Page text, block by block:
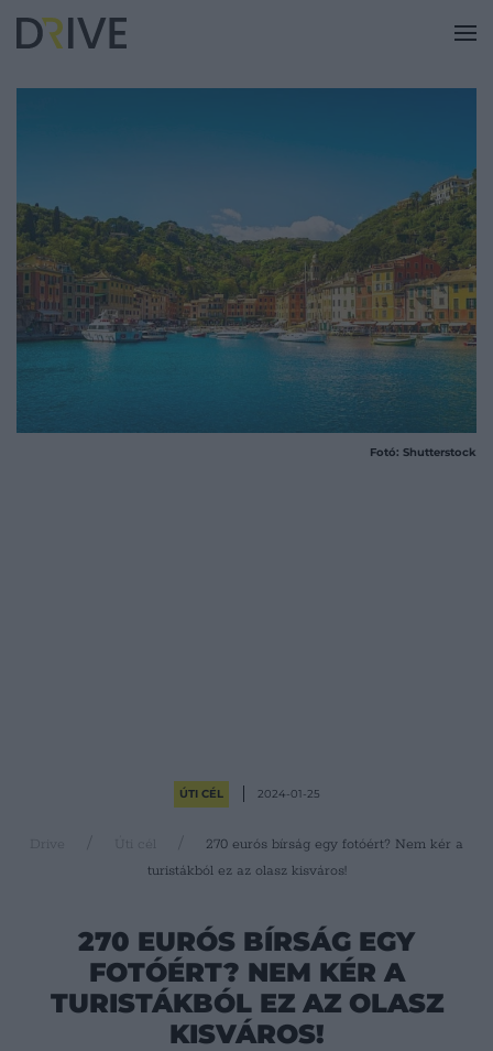
Fotó: Shutterstock
ÚTI CÉL 2024-01-25
Drive
270 eurós bírság egy fotóért? Nem kér a
turistákból ez az olasz kisváros!
270 EURÓS BÍRSÁG EGY
FOTÓÉRT? NEM KÉR A
TURISTÁKBÓL EZ AZ OLASZ
KISVÁROS!